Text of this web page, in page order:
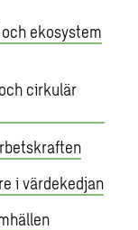
ekosystem
cirkulär
i värdekedjan